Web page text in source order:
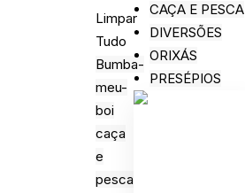
Limpar
Tudo
Bumba-
meu-
boi
caça
e
pesca
CAÇA E PESCA
DIVERSÕES
ORIXÁS
PRESÉPIOS